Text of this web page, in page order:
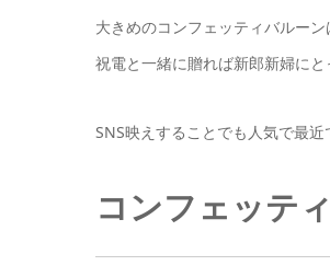
大きめのコンフェッティバルー
祝電と一緒に贈れば新郎新婦に
SNS映えすることでも人気で最
コンフェッテ